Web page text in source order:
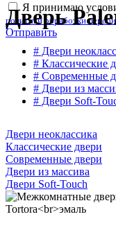
Я принимаю
политики обработки
Отправить
Дверь
# Двери
# Классические
# Современные
# Двери из
# Двери Soft-
Двери неоклассика
Классические двери
Современные двери
Двери из массива
Двери Soft-Touch